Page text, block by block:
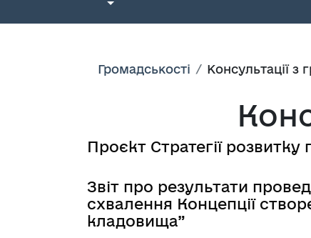
Громадськості Консультації з
Проєкт Стратегії розвитку
Звіт про результати
схвалення Концепції
кладовища”